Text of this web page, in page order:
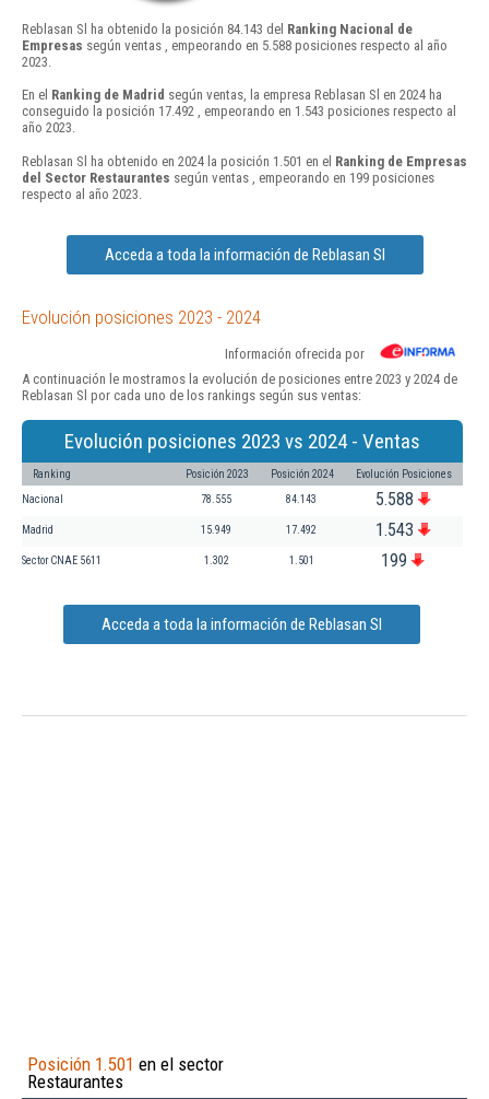
Reblasan Sl ha obtenido la posición 84.143 del Ranking Nacional de
Empresas según ventas , empeorando en 5.588 posiciones respecto al año
2023.
En el Ranking de Madrid según ventas, la empresa Reblasan Sl en 2024 ha
conseguido la posición 17.492 , empeorando en 1.543 posiciones respecto al
año 2023.
Reblasan Sl ha obtenido en 2024 la posición 1.501 en el Ranking de Empresas
del Sector Restaurantes según ventas , empeorando en 199 posiciones
respecto al año 2023.
Acceda a toda la información de Reblasan Sl
Evolución posiciones 2023 - 2024
Información ofrecida por
A continuación le mostramos la evolución de posiciones entre 2023 y 2024 de
Reblasan Sl por cada uno de los rankings según sus ventas:
Evolución posiciones 2023 vs 2024 - Ventas
Ranking Posición 2023 Posición 2024 Evolución Posiciones
Nacional 78.555 84.143 5.588
Madrid 15.949 17.492 1.543
Sector CNAE 5611 1.302 1.501 199
Acceda a toda la información de Reblasan Sl
Posición 1.501 en el sector
Restaurantes